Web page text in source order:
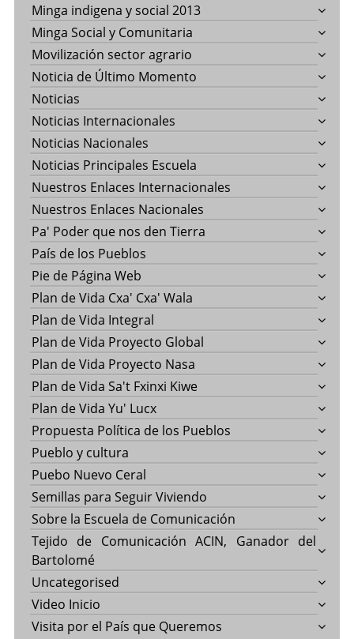
Minga indigena y social 2013
Minga Social y Comunitaria
Movilización sector agrario
Noticia de Último Momento
Noticias
Noticias Internacionales
Noticias Nacionales
Noticias Principales Escuela
Nuestros Enlaces Internacionales
Nuestros Enlaces Nacionales
Pa' Poder que nos den Tierra
País de los Pueblos
Pie de Página Web
Plan de Vida Cxa' Cxa' Wala
Plan de Vida Integral
Plan de Vida Proyecto Global
Plan de Vida Proyecto Nasa
Plan de Vida Sa't Fxinxi Kiwe
Plan de Vida Yu' Lucx
Propuesta Política de los Pueblos
Pueblo y cultura
Puebo Nuevo Ceral
Semillas para Seguir Viviendo
Sobre la Escuela de Comunicación
Tejido de Comunicación ACIN, Ganador del
Bartolomé
Uncategorised
Video Inicio
Visita por el País que Queremos